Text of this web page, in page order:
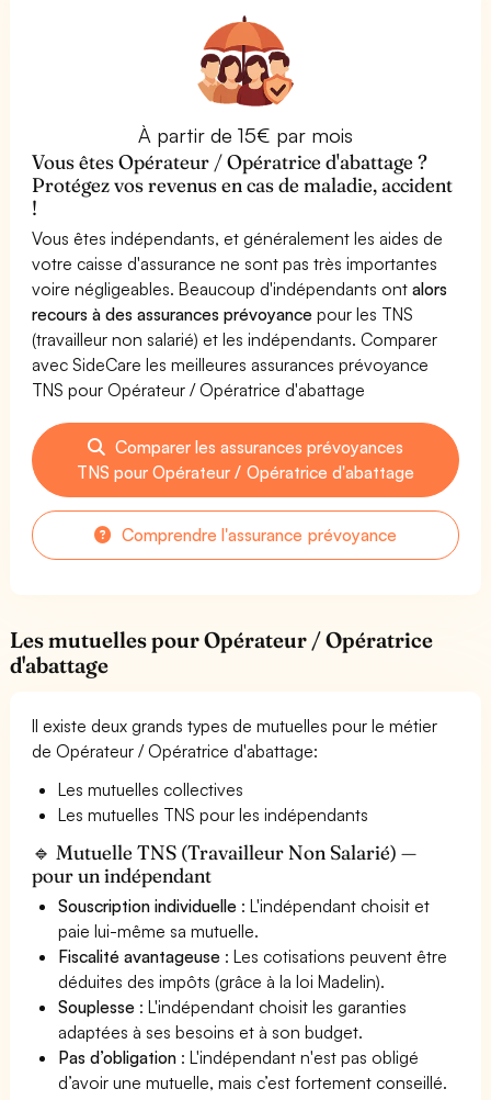
À partir de 15€ par mois
Vous êtes Opérateur / Opératrice d'abattage ?
Protégez vos revenus en cas de maladie, accident
!
Vous êtes indépendants, et généralement les aides de
votre caisse d'assurance ne sont pas très importantes
voire négligeables. Beaucoup d'indépendants ontalors
recours à des assurances prévoyance pour les TNS
(travailleur non salarié) et les indépendants. Comparer
avec SideCare les meilleures assurances prévoyance
TNS pour Opérateur / Opératrice d'abattage
Comparer les assurances prévoyances
TNS pour Opérateur / Opératrice d'abattage
Comprendre l'assurance prévoyance
Les mutuelles pour Opérateur / Opératrice
d'abattage
Il existe deux grands types de mutuelles pour le métier
de Opérateur / Opératrice d'abattage:
Les mutuelles collectives
Les mutuelles TNS pour les indépendants
🔹 Mutuelle TNS (Travailleur Non Salarié) —
pour un indépendant
Souscription individuelle : L'indépendant choisit et
paie lui-même sa mutuelle.
Fiscalité avantageuse : Les cotisations peuvent être
déduites des impôts (grâce à la loi Madelin).
Souplesse : L'indépendant choisit les garanties
adaptées à ses besoins et à son budget.
Pas d’obligation : L'indépendant n'est pas obligé
d’avoir une mutuelle, mais c’est fortement conseillé.